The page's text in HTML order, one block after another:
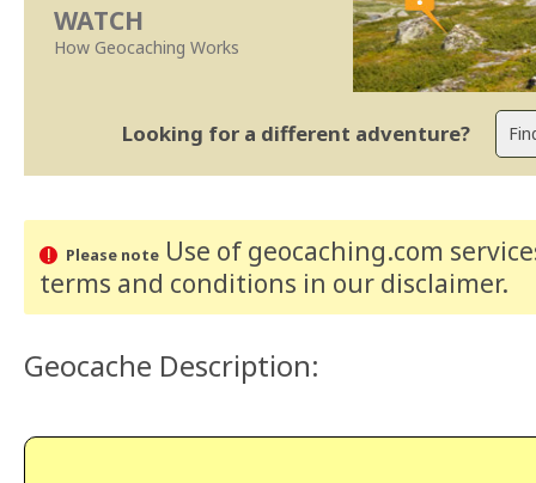
WATCH
How Geocaching Works
Looking for a different adventure?
Please noteUse of geocaching.com
terms and conditions in our disclaimer.
Geocache Description: